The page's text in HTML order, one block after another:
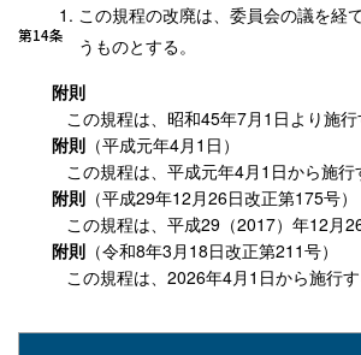
第14条
この規程の改廃は、委員会の議を経
うものとする。
附則
この規程は、昭和45年7月1日より施行
附則 （平成元年4月1日）
この規程は、平成元年4月1日から施行
附則 （平成29年12月26日改正第175号）
この規程は、平成29（2017）年12月
附則 （令和8年3月18日改正第211号）
この規程は、2026年4月1日から施行す